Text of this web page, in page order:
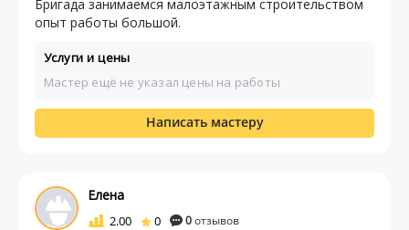
Бригада занимаемся малоэтажным строительством
опыт работы большой.
Услуги и цены
Мастер ещё не указал цены на работы
Написать мастеру
Елена
2.00 0 0отзывов